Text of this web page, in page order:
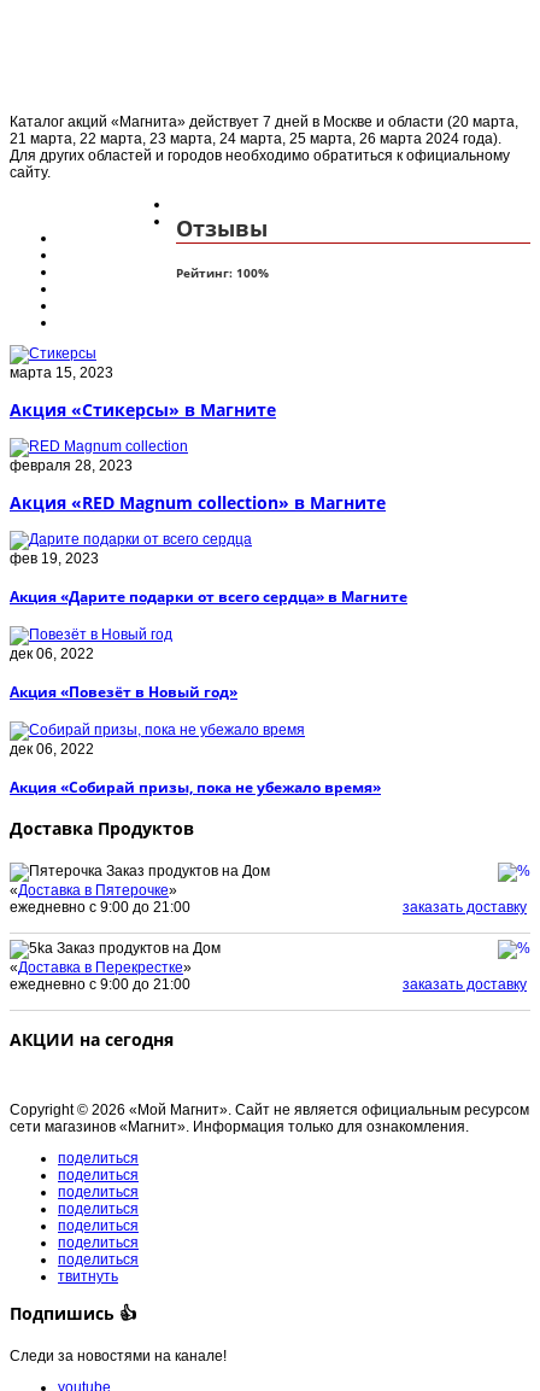
Каталог акций «Магнита» действует 7 дней в Москве и области (20 марта,
21 марта, 22 марта, 23 марта, 24 марта, 25 марта, 26 марта 2024 года).
Для других областей и городов необходимо обратиться к официальному
сайту.
Отзывы
Рейтинг:100%
марта 15, 2023
Акция «Стикерсы» в Магните
февраля 28, 2023
Акция «RED Magnum collection» в Магните
фев 19, 2023
Акция «Дарите подарки от всего сердца» в Магните
дек 06, 2022
Акция «Повезёт в Новый год»
дек 06, 2022
Акция «Собирай призы, пока не убежало время»
Доставка Продуктов
Заказ продуктов на Дом
«Доставка в Пятерочке»
ежедневно с 9:00 до 21:00
заказать доставку
Заказ продуктов на Дом
«Доставка в Перекрестке»
ежедневно с 9:00 до 21:00
заказать доставку
АКЦИИ на сегодня
Copyright © 2026 «Мой Магнит». Сайт не является официальным ресурсом
сети магазинов «Магнит». Информация только для ознакомления.
поделиться
поделиться
поделиться
поделиться
поделиться
поделиться
поделиться
твитнуть
Подпишись 👍
Следи за новостями на канале!
youtube